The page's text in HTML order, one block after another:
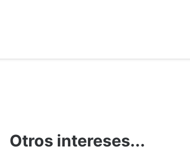
Otros intereses...